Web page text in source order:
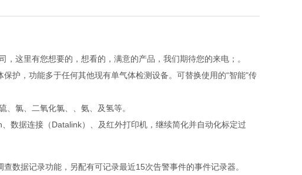
这里有您想要的，想看的，满意的产品，我们期待您的来电；。
护，功能多于任何其他现有单气体检测设备。可替换使用的“智能"传
氯、二氧化氯、、氨、及氢等。
数据连接（Datalink）、及红外打印机，继续简化并自动化标定过
数据记录功能，另配有可记录最近15次告警事件的事件记录器。